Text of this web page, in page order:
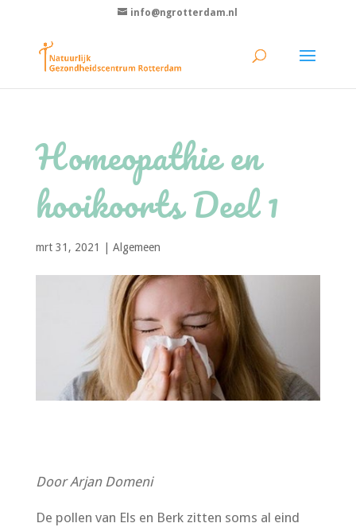
info@ngrotterdam.nl
Homeopathie en
hooikoorts Deel 1
mrt 31, 2021 Algemeen
Door Arjan Domeni
De pollen van Els en Berk zitten soms al eind